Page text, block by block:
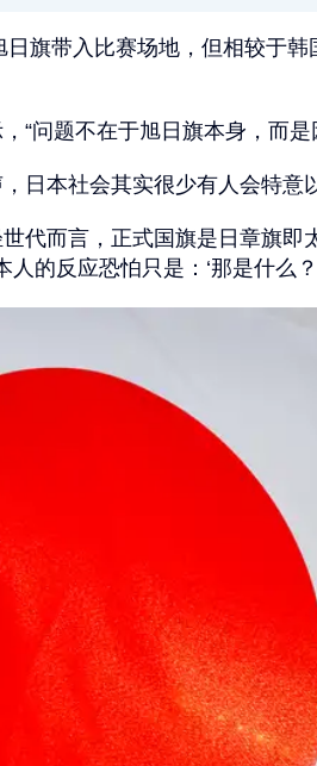
旗带入比赛场地，但相较于
问题不在于旭日旗本身，而是
日本社会其实很少有人会特意
代而言，正式国旗是日章旗
的反应恐怕只是：‘那是什么？